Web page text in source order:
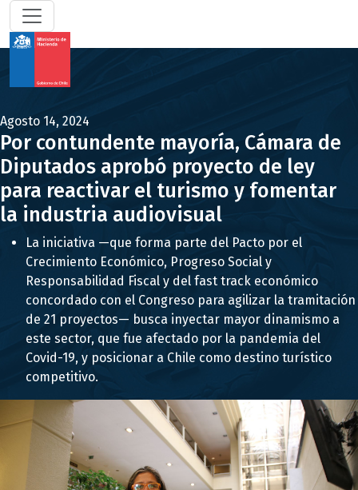
Agosto 14, 2024
Por contundente mayoría, Cámara de
Diputados aprobó proyecto de ley
para reactivar el turismo y fomentar
la industria audiovisual
La iniciativa —que forma parte del Pacto por el
Crecimiento Económico, Progreso Social y
Responsabilidad Fiscal y del fast track económico
concordado con el Congreso para agilizar la tramitación
de 21 proyectos— busca inyectar mayor dinamismo a
este sector, que fue afectado por la pandemia del
Covid-19, y posicionar a Chile como destino turístico
competitivo.